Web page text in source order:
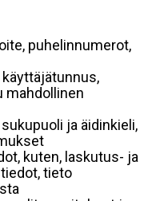
puhelinnumerot,
mahdollinen
ja äidinkieli,
kuten, laskutus- ja
tieto